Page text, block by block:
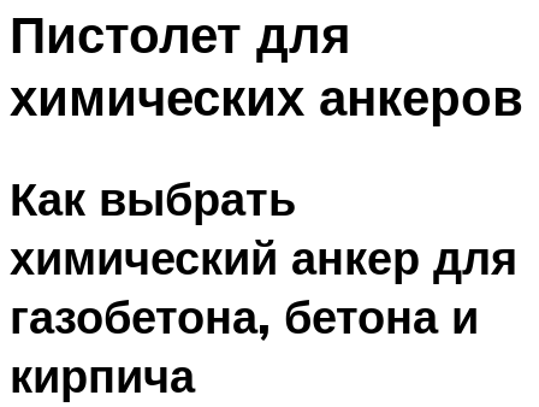
Пистолет для
химических анкеров
Как выбрать
химический анкер для
газобетона, бетона и
кирпича